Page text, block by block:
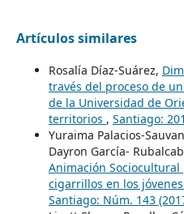
Artículos similares
Rosalía Díaz-Suárez,
través del proceso de
de la Universidad de
territorios , Santiago:
Yuraima Palacios-
Dayron García-
Animación
cigarrillos en los
Santiago: Núm. 143